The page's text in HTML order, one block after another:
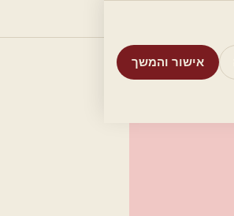
אישור והמשך